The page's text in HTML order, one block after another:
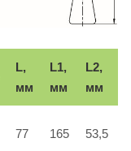
L,
мм
L1,
мм
L2,
мм
77 165 53,5